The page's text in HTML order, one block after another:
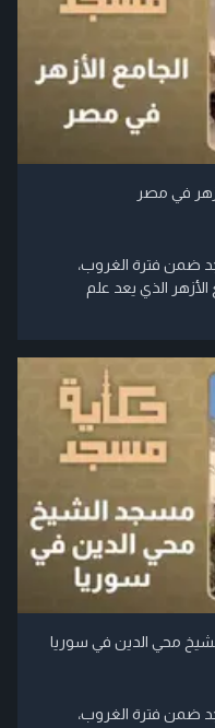
في مصر
ضمن فترة الغروب،
الأزهر الذي يعد علم
محي الدين في سوريا
ضمن فترة الغروب،